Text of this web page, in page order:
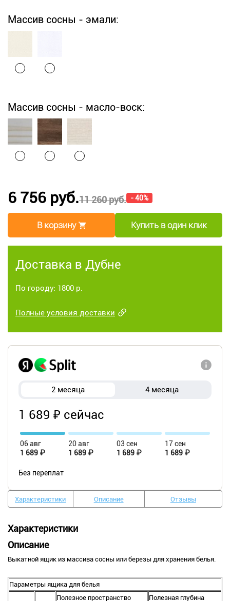
Массив сосны - эмали:
Массив сосны - масло-воск:
11 260 руб. - 40%
6 756 руб.
В корзину Купить в один клик
Доставка в Дубне
По городу: 1800 р.
Полные условия доставки
2 месяца 4 месяца
1 689 ₽ сейчас
06 авг
1 689 ₽
20 авг
1 689 ₽
03 сен
1 689 ₽
17 сен
1 689 ₽
Без переплат
Характеристики Описание Отзывы
Характеристики
Описание
Выкатной ящик из массива сосны или березы для хранения белья.
Параметры ящика для белья
Полезное пространство Полезная глубина